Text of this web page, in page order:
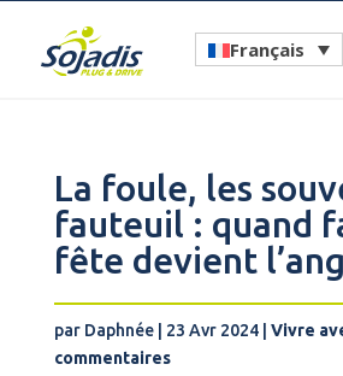
Français
La foule, les
fauteuil : quand
fête devient
par Daphnée| 23 Avr 2024| Vivre
commentaires